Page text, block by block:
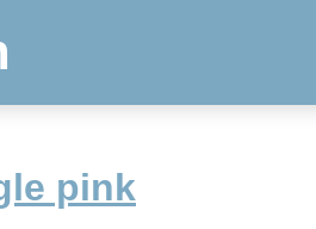
pink